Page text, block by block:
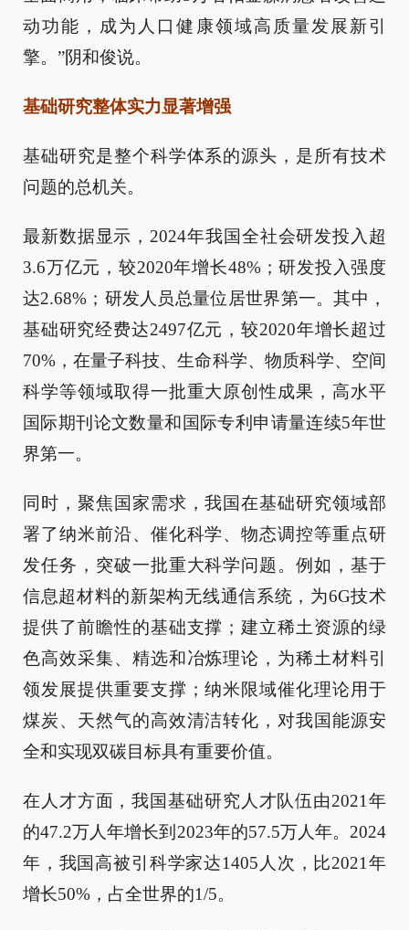
动功能，成为人口健康领域高质量发展新引
擎。”阴和俊说。
基础研究整体实力显著增强
基础研究是整个科学体系的源头，是所有技术
问题的总机关。
最新数据显示，2024年我国全社会研发投入超
3.6万亿元，较2020年增长48%；研发投入强度
达2.68%；研发人员总量位居世界第一。其中，
基础研究经费达2497亿元，较2020年增长超过
70%，在量子科技、生命科学、物质科学、空间
科学等领域取得一批重大原创性成果，高水平
国际期刊论文数量和国际专利申请量连续5年世
界第一。
同时，聚焦国家需求，我国在基础研究领域部
署了纳米前沿、催化科学、物态调控等重点研
发任务，突破一批重大科学问题。例如，基于
信息超材料的新架构无线通信系统，为6G技术
提供了前瞻性的基础支撑；建立稀土资源的绿
色高效采集、精选和冶炼理论，为稀土材料引
领发展提供重要支撑；纳米限域催化理论用于
煤炭、天然气的高效清洁转化，对我国能源安
全和实现双碳目标具有重要价值。
在人才方面，我国基础研究人才队伍由2021年
的47.2万人年增长到2023年的57.5万人年。2024
年，我国高被引科学家达1405人次，比2021年
增长50%，占全世界的1/5。